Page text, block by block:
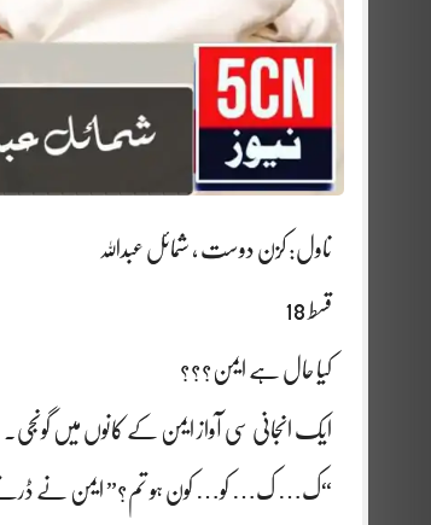
ناول: کزن دوست ، شمائل عبداللہ
قسط 18
کیا حال ہے ایمن؟؟؟
ایک انجانی سی آواز ایمن کے کانوں میں گونجی۔
“ک… ک… کو… کون ہو تم؟” ایمن نے ڈرتے